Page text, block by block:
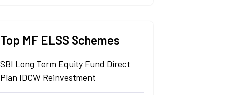
Top MF ELSS Schemes
SBI Long Term Equity Fund Direct
Plan IDCW Reinvestment